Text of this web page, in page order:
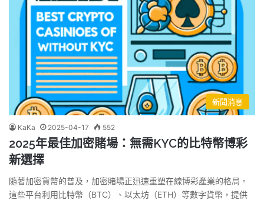
新聞消息
KaKa 2025-04-17 552
2025年最佳加密賭場：無需KYC的比特幣博彩
新選擇
隨著加密貨幣的普及，加密賭場正迅速重塑在線博彩產業的格局。
這些平台利用比特幣（BTC）、以太坊（ETH）等數字貨幣，提供